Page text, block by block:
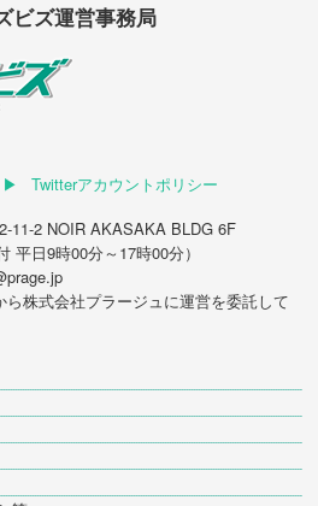
ズ運営事務局
Twitterアカウントポリシー
11-2 NOIR AKASAKA BLDG 6F
平日9時00分～17時00分）
ら株式会社プラージュに運営を委託して